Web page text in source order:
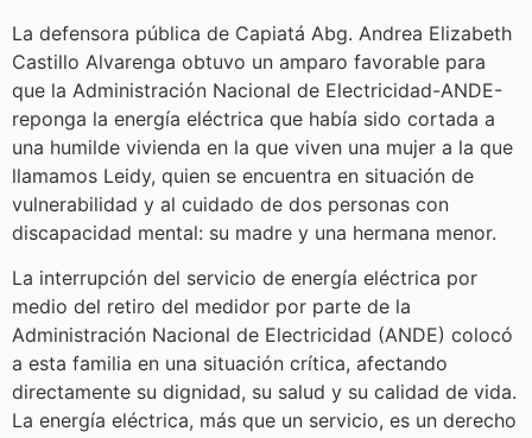
La defensora pública de Capiatá Abg. Andrea Elizabeth
Castillo Alvarenga obtuvo un amparo favorable para
que la Administración Nacional de Electricidad-ANDE-
reponga la energía eléctrica que había sido cortada a
una humilde vivienda en la que viven una mujer a la que
llamamos Leidy, quien se encuentra en situación de
vulnerabilidad y al cuidado de dos personas con
discapacidad mental: su madre y una hermana menor.
La interrupción del servicio de energía eléctrica por
medio del retiro del medidor por parte de la
Administración Nacional de Electricidad (ANDE) colocó
a esta familia en una situación crítica, afectando
directamente su dignidad, su salud y su calidad de vida.
La energía eléctrica, más que un servicio, es un derecho